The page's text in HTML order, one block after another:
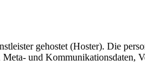
gehostet (Hoster). Die
und Kommunikationsdaten,